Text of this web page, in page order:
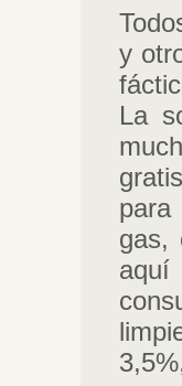
y
La
para
gas,